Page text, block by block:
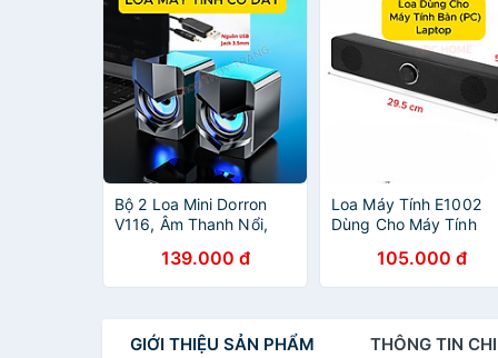
Bộ 2 Loa Mini Dorron
V116, Âm Thanh Nổi,
Nâng Cấp - Hàng Chính
Hãng
139.000 đ
Loa Máy Tính E1002
Dùng Cho Máy Tính
Thanh 4D Chất Lượng
Tốt - Hàng Chính
105.000 đ
GIỚI THIỆU SẢN PHẨM THÔNG TIN